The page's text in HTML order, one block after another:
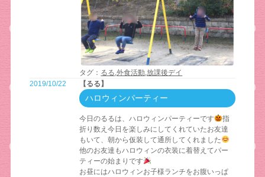
タグ： るる ,外食活動 ,放課後デイ
2019/10/22
【るる】
ハロウィンパーティー
今日のるるは、ハロウィンパーティーです
指
折り数え今日を楽しみにしてくれていたお友達
もいて、朝から仮装して通所してくれました
他のお友達もハロウィンの衣装に着替えてパー
ティーの始まりです
お昼にはハロウィンお子様ランチをお腹いっぱ